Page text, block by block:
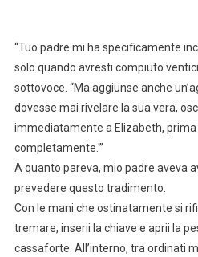
“Tuo padre mi ha specificamente
solo quando avresti compiuto
sottovoce. “Ma aggiunse anche
dovesse mai rivelare la sua vera,
immediatamente a Elizabeth,
completamente.'”
A quanto pareva, mio padre aveva
prevedere questo tradimento.
Con le mani che ostinatamente si
tremare, inserii la chiave e aprii la
cassaforte. All’interno, tra ordinati